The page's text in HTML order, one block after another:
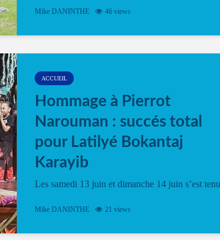
Mike DANINTHE 46 views
ACCUEIL
Hommage à Pierrot
Narouman : succés total
pour Latilyé Bokantaj
Karayib
Les samedi 13 juin et dimanche 14 juin s’est tenu
vibrant à Pierrot Narouman, organisé par
spectacle de fin d’année, présenté à la salle...
Mike DANINTHE 21 views